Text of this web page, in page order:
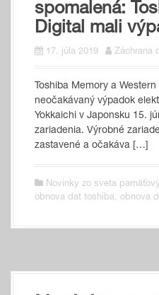
spomalená:
Digital mali
17. júla 2019 Záchrana
Toshiba Memory a
neočakávaný výpadok
Yokkaichi v Japonsku 15.
zariadenia. Výrobné
zastavené a očakáva […]
Novinky zo sveta
obnova dat toshiba, obnova